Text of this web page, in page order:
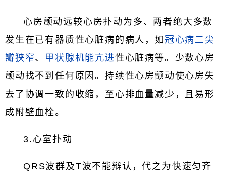
心房颤动远较心房扑动为多、两者绝大多数
发生在已有器质性心脏病的病人，如 冠心病二尖
瓣狭窄、 甲状腺机能亢进性心脏病等。少数心房
颤动找不到任何原因。持续性心房颤动使心房失
去了协调一致的收缩，至心排血量减少，且易形
成附壁血栓。
3.心室扑动
QRS波群及T波不能辩认，代之为快速匀齐